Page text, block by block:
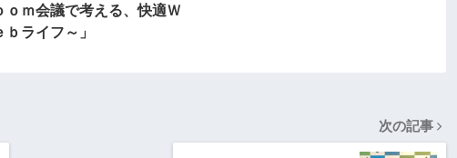
ｏｍ会議で考える、快適Ｗ
ｂライフ～」
次の記事